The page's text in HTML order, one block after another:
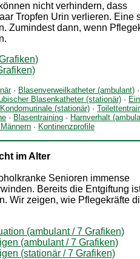
nicht verhindern, dass
Tropfen Urin verlieren. Eine
Zumindest dann, wenn
· Blasenverweilkatheter (ambulant) ·
Blasenkatheter (stationär) ·
Kondomurinale (stationär) ·
· Blasentraining · Harnverhalt
· Kontinenzprofile
im Alter
Senioren immense
Bereits die Entgiftung
Wir zeigen, wie Pflegekräfte
(ambulant / 7 Grafiken)
(ambulant / 7 Grafiken)
(stationär / 7 Grafiken)